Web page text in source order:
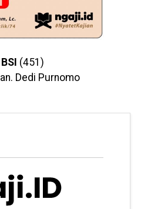
BSI (451)
an. Dedi Purnomo